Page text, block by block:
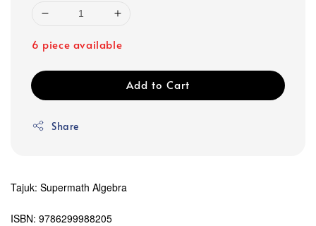
6 piece available
Add to Cart
Share
Tajuk: Supermath Algebra
ISBN: 9786299988205